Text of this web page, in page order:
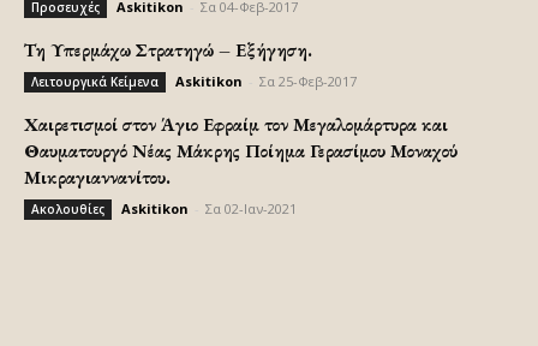
Προσευχές Askitikon Σα 04-Φεβ-2017
Τη Υπερμάχω Στρατηγώ – Εξήγηση.
Λειτουργικά Κείμενα Askitikon Σα 25-Φεβ-2017
Χαιρετισμοί στον Άγιο Εφραίμ τον Μεγαλομάρτυρα και
Θαυματουργό Νέας Μάκρης Ποίημα Γερασίμου Μοναχού
Μικραγιαννανίτου.
Ακολουθίες Askitikon Σα 02-Ιαν-2021